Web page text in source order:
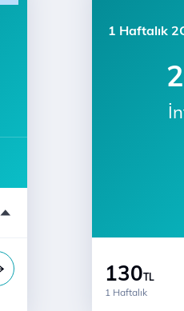
1 Haftalık
130TL
1 Haftalık